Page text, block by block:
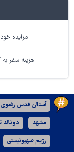
مزایده
هزینه سفر به
آستان قدس رضوی
مشهد دونالد
رژیم صهیونیستی